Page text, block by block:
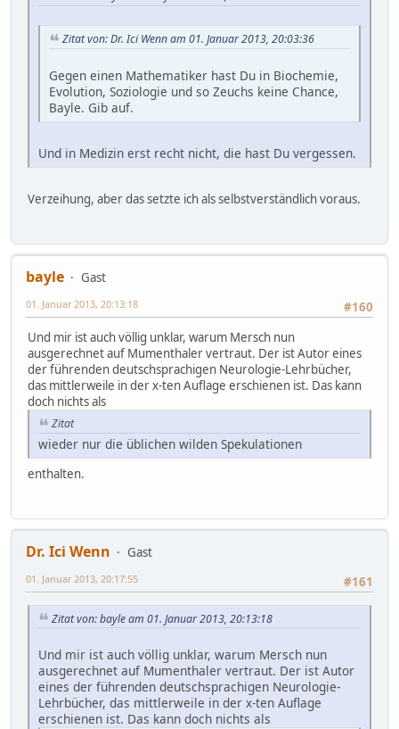
Zitat von: Dr. Ici Wenn am 01. Januar 2013, 20:03:36
Gegen einen Mathematiker hast Du in Biochemie,
Evolution, Soziologie und so Zeuchs keine Chance,
Bayle. Gib auf.
Und in Medizin erst recht nicht, die hast Du vergessen.
Verzeihung, aber das setzte ich als selbstverständlich voraus.
bayle
Gast
#160
01. Januar 2013, 20:13:18
Und mir ist auch völlig unklar, warum Mersch nun
ausgerechnet auf Mumenthaler vertraut. Der ist Autor eines
der führenden deutschsprachigen Neurologie-Lehrbücher,
das mittlerweile in der x-ten Auflage erschienen ist. Das kann
doch nichts als
Zitat
wieder nur die üblichen wilden Spekulationen
enthalten.
Dr. Ici Wenn
Gast
#161
01. Januar 2013, 20:17:55
Zitat von: bayle am 01. Januar 2013, 20:13:18
Und mir ist auch völlig unklar, warum Mersch nun
ausgerechnet auf Mumenthaler vertraut. Der ist Autor
eines der führenden deutschsprachigen Neurologie-
Lehrbücher, das mittlerweile in der x-ten Auflage
erschienen ist. Das kann doch nichts als